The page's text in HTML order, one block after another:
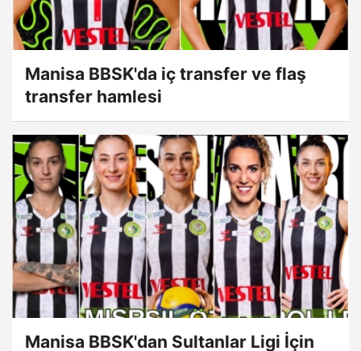
Manisa BBSK'da iç transfer ve flaş
transfer hamlesi
Manisa BBSK'dan Sultanlar Ligi İçin